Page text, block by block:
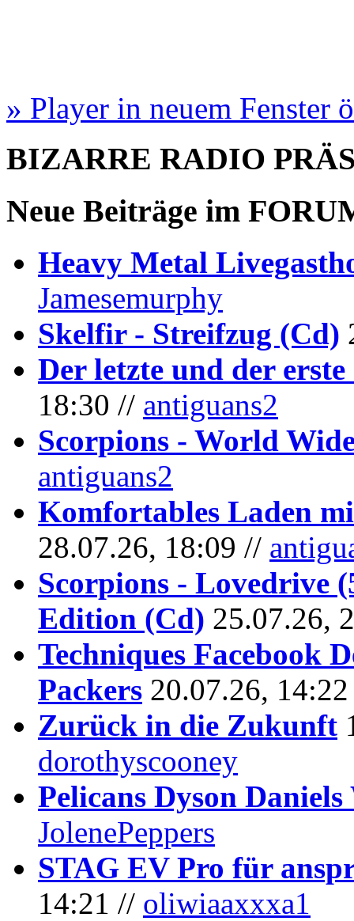
» Player in neuem Fenster
BIZARRE RADIO
Neue Beiträge im
Heavy Metal
Jamesemurphy
Skelfir - Streifzug (Cd)
Der letzte und der erste
18:30 // antiguans2
Scorpions - World
antiguans2
Komfortables Laden
28.07.26, 18:09 //
Scorpions - Lovedrive
Edition (Cd) 25.07.26,
Techniques Facebook
Packers 20.07.26,
Zurück in die Zukunft
dorothyscooney
Pelicans Dyson
JolenePeppers
STAG EV Pro für
14:21 // oliwiaaxxxa1